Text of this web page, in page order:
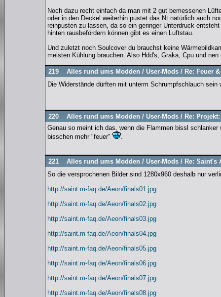
Noch dazu recht einfach da man mit 2 gut bemessenen
oder in den Deckel weiterhin pustet das Nt natürlich auch
reinpusten zu lassen, da so ein geringer Unterdruck
hinten rausbefördern können gibt es einen Luftstau.
Und zuletzt noch Soulcover du brauchst keine
meisten Kühlung brauchen. Also Hdd's, Graka, Cpu und
219 Alles rund ums Modden/ User-Mods/ Re: Feuer
Die Widerstände dürften mit unterm Schrumpfschlauch
220 Alles rund ums Modden/ User-Mods/ Re:
Genau so meint ich das, wenn die Flammen bissl
bisschen mehr "feuer"
.
221 Alles rund ums Modden/ User-Mods/ Re: Saint's
So die versprochenen Bilder sind 1280x960 deshalb nur
http://saint.m-faq.de/Aeon/finals01.jpg
http://saint.m-faq.de/Aeon/finals02.jpg
http://saint.m-faq.de/Aeon/finals03.jpg
http://saint.m-faq.de/Aeon/finals04.jpg
http://saint.m-faq.de/Aeon/finals05.jpg
http://saint.m-faq.de/Aeon/finals06.jpg
http://saint.m-faq.de/Aeon/finals07.jpg
http://saint.m-faq.de/Aeon/finals08.jpg